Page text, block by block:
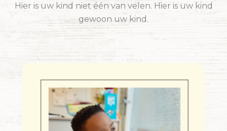
Hier is uw kind niet één van velen. Hier is uw kind
gewoon uw kind.